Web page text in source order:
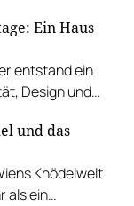
Marktküche.
Ein Haus
entstand ein
Design und
und das
Knödelwelt
als ein